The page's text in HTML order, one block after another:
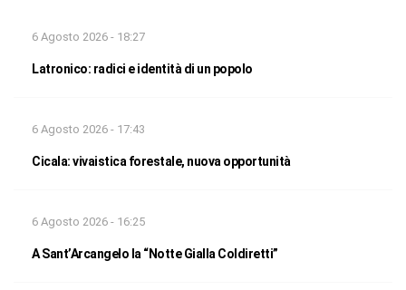
6 Agosto 2026 - 18:27
Latronico: radici e identità di un popolo
6 Agosto 2026 - 17:43
Cicala: vivaistica forestale, nuova opportunità
6 Agosto 2026 - 16:25
A Sant’Arcangelo la “Notte Gialla Coldiretti”